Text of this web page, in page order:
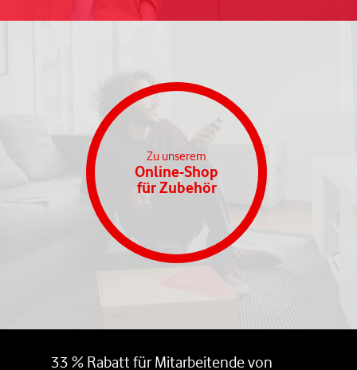
Zu unserem
Online-Shop
für Zubehör
33 % Rabatt für Mitarbeitende von